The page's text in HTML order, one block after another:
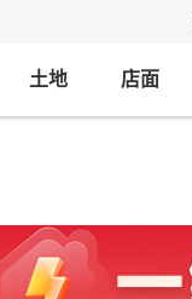
土地 店面